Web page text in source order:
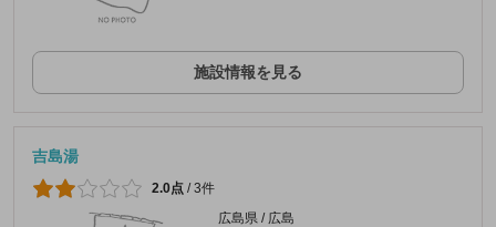
施設情報を見る
吉島湯
2.0点 /3件
広島県 / 広島